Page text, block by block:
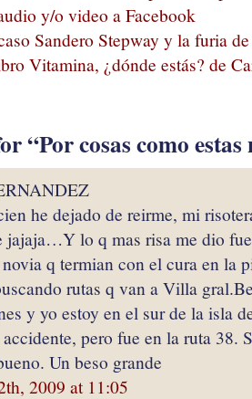
y/o video a Facebook
Sandero Stepway y la furia
Vitamina, ¿dónde estás? de
“Por cosas como
he dejado de reirme, mi
jajaja…Y lo q mas risa me dio
q termian con el cura en la
rutas q van a Villa
y yo estoy en el sur de la isla
pero fue en la ruta 38.
Un beso grande
2009 at 11:05